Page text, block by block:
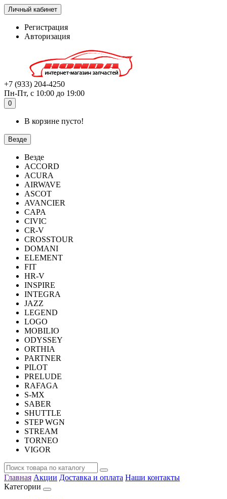
Личный кабинет
Регистрация
Авторизация
+7 (933) 204-4250
Пн-Пт, с 10:00 до 19:00
0
В корзине пусто!
Везде
Везде
ACCORD
ACURA
AIRWAVE
ASCOT
AVANCIER
CAPA
CIVIC
CR-V
CROSSTOUR
DOMANI
ELEMENT
FIT
HR-V
INSPIRE
INTEGRA
JAZZ
LEGEND
LOGO
MOBILIO
ODYSSEY
ORTHIA
PARTNER
PILOT
PRELUDE
RAFAGA
S-MX
SABER
SHUTTLE
STEP WGN
STREAM
TORNEO
VIGOR
Главная Акции Доставка и оплата Наши контакты
Категории